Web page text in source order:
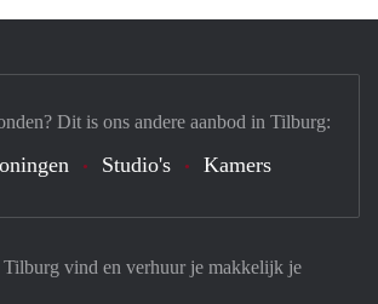
Tilburg vind en verhuur je makkelijk je
Dit is ons andere aanbod in Tilburg:
Studio's Kamers